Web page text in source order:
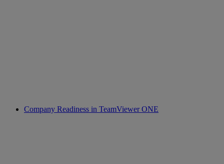
Company Readiness in TeamViewer ONE